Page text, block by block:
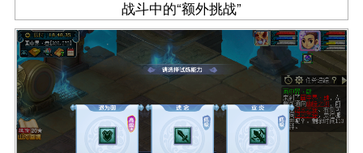
战斗中的“额外挑战”